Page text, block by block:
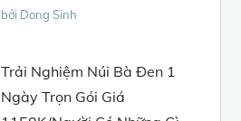
bởi Dong Sinh
Trải Nghiệm Núi Bà Đen 1
Ngày Trọn Gói Giá